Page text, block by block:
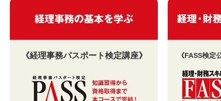
《経理事務パスポート検定講座》 《FASS検